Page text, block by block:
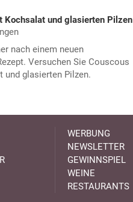
Kochsalat und glasierten Pilzen
nach einem neuen
Versuchen Sie Couscous
und glasierten Pilzen.
WERBUNG
NEWSLETTER
GEWINNSPIEL
WEINE
RESTAURANTS